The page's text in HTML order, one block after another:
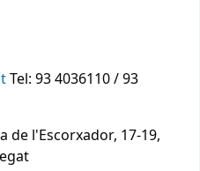
Tel: 93 4036110 / 93
de l'Escorxador, 17-19,